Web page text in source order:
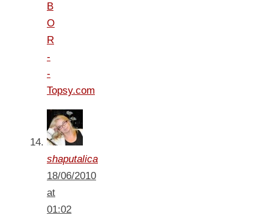
B
O
R
-
-
Topsy.com
shaputalica
18/06/2010
at
01:02